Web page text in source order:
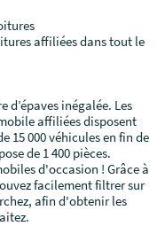
affiliées dans tout le
d’épaves inégalée. Les
affiliées disposent
15 000 véhicules en fin de
de 1 400 pièces.
d'occasion ! Grâce à
facilement filtrer sur
afin d'obtenir les